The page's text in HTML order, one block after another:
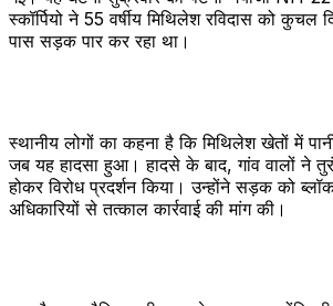
स्कॉर्पियो ने 55 वर्षीय मिथिलेश रविदास को कुचल
पास सड़क पार कर रहा था।
स्थानीय लोगों का कहना है कि मिथिलेश खेतों में
जब यह हादसा हुआ। हादसे के बाद, गांव वालों ने
होकर विरोध प्रदर्शन किया। उन्होंने सड़क को
अधिकारियों से तत्काल कार्रवाई की मांग की।